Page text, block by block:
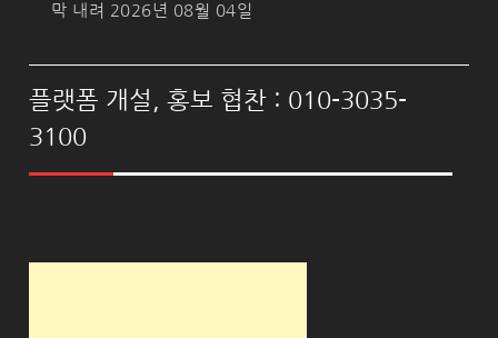
막 내려 2026년 08월 04일
플랫폼 개설, 홍보 협찬 : 010-3035-
3100